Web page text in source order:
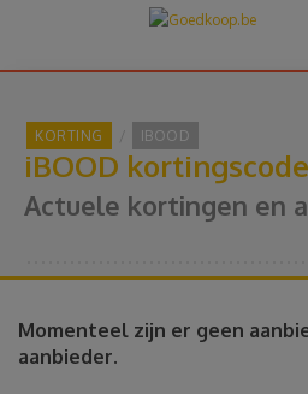
Hoe het werkt
KORTING IBOOD
iBOOD
Actuele kortingen en
Momenteel zijn er geen
aanbieder.